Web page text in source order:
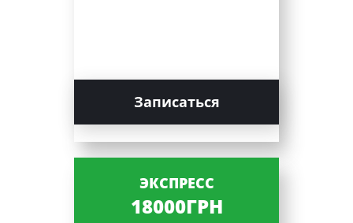
Записаться
ЭКСПРЕСС
18000ГРН